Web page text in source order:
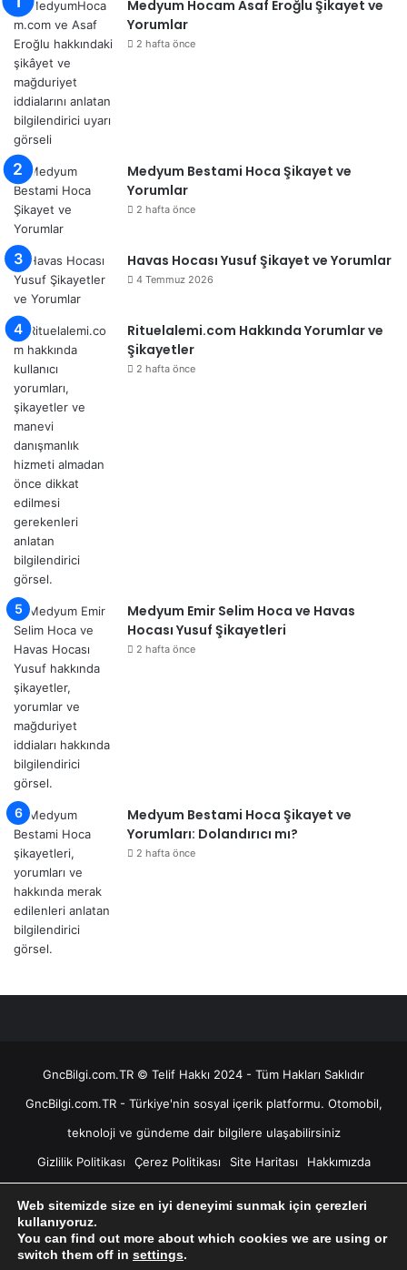
Medyum Hocam Asaf Eroğlu Şikayet ve
Yorumlar
2 hafta önce
Medyum Bestami Hoca Şikayet ve
Yorumlar
2 hafta önce
Havas Hocası Yusuf Şikayet ve Yorumlar
4 Temmuz 2026
Rituelalemi.com Hakkında Yorumlar ve
Şikayetler
2 hafta önce
Medyum Emir Selim Hoca ve Havas
Hocası Yusuf Şikayetleri
2 hafta önce
Medyum Bestami Hoca Şikayet ve
Yorumları: Dolandırıcı mı?
2 hafta önce
GncBilgi.com.TR © Telif Hakkı 2024 - Tüm Hakları Saklıdır
GncBilgi.com.TR - Türkiye'nin sosyal içerik platformu. Otomobil,
teknoloji ve gündeme dair bilgilere ulaşabilirsiniz
Gizlilik Politikası
Çerez Politikası Site Haritası
Hakkımızda
Yıldızname Hesaplama
Ücretsiz Yıldızname Baktır
Web sitemizde size en iyi deneyimi sunmak için çerezleri
kullanıyoruz.
You can find out more about which cookies we are using or
switch them off in settings.